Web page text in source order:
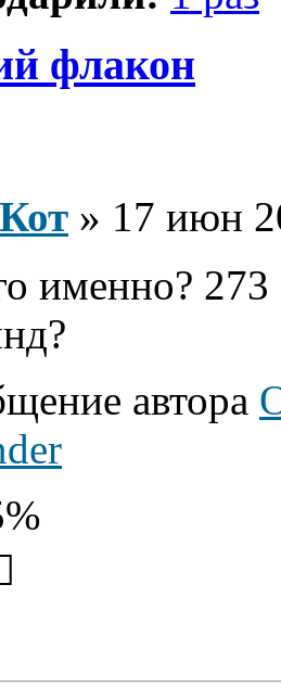
флакон
» 17 июн
именно?
автора